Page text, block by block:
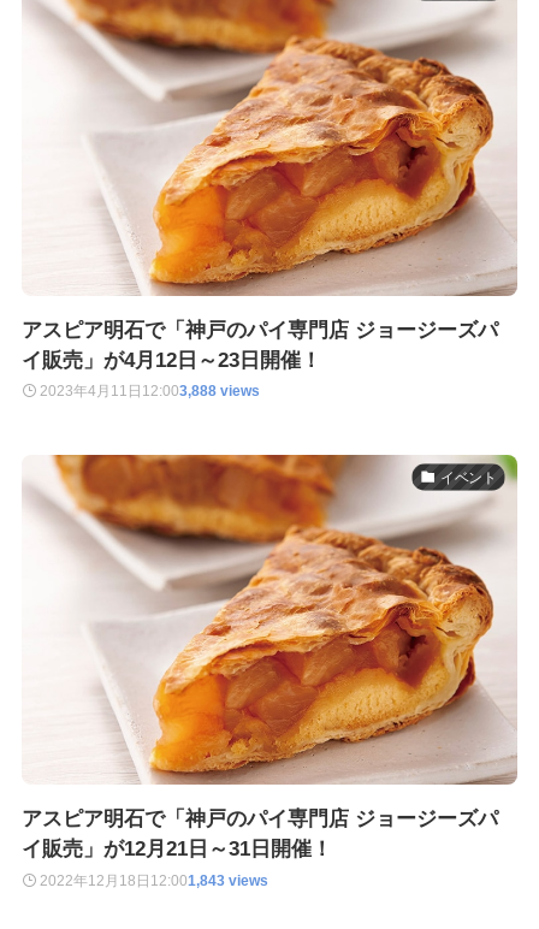
アスピア明石で「神戸のパイ専門店 ジョージーズパ
イ販売」が4月12日～23日開催！
2023年4月11日 12:003,888 views
イベント
アスピア明石で「神戸のパイ専門店 ジョージーズパ
イ販売」が12月21日～31日開催！
2022年12月18日 12:001,843 views